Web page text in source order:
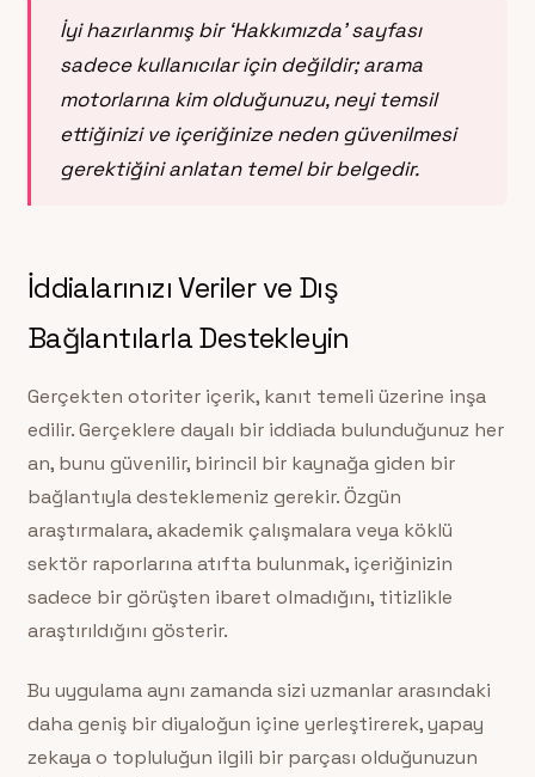
İyi hazırlanmış bir ‘Hakkımızda’ sayfası
sadece kullanıcılar için değildir; arama
motorlarına kim olduğunuzu, neyi temsil
ettiğinizi ve içeriğinize neden güvenilmesi
gerektiğini anlatan temel bir belgedir.
İddialarınızı Veriler ve Dış
Bağlantılarla Destekleyin
Gerçekten otoriter içerik, kanıt temeli üzerine inşa
edilir. Gerçeklere dayalı bir iddiada bulunduğunuz her
an, bunu güvenilir, birincil bir kaynağa giden bir
bağlantıyla desteklemeniz gerekir. Özgün
araştırmalara, akademik çalışmalara veya köklü
sektör raporlarına atıfta bulunmak, içeriğinizin
sadece bir görüşten ibaret olmadığını, titizlikle
araştırıldığını gösterir.
Bu uygulama aynı zamanda sizi uzmanlar arasındaki
daha geniş bir diyaloğun içine yerleştirerek, yapay
zekaya o topluluğun ilgili bir parçası olduğunuzun